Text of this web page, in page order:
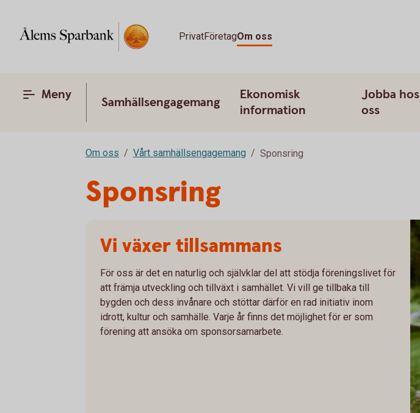
PrivatFöretagOm oss
Meny Samhällsengagemang
Ekonomisk
information
Jobba hos
oss
Om oss Vårt samhällsengagemang Sponsring
Sponsring
Vi växer tillsammans
För oss är det en naturlig och självklar del att stödja föreningslivet för
att främja utveckling och tillväxt i samhället. Vi vill ge tillbaka till
bygden och dess invånare och stöttar därför en rad initiativ inom
idrott, kultur och samhälle. Varje år finns det möjlighet för er som
förening att ansöka om sponsorsamarbete.